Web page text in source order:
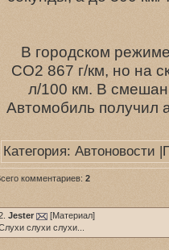
В городском
CO2 867 г/км, но на
л/100 км. В
Автомобиль получил
Категория: Автоновости
комментариев: 2
Jester [Материал]
слухи слухи...